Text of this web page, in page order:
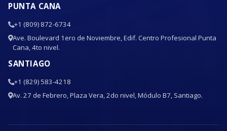
PUNTA CANA
+1 (809) 872-6734
Ave. Boulevard 1ero de Noviembre, Edif. Centro Profesional Punta
Cana, 4to nivel.
SANTIAGO
+1 (829) 583-4218
Av. 27 de Febrero, Plaza Vera, 2do nivel, Módulo B7, Santiago.